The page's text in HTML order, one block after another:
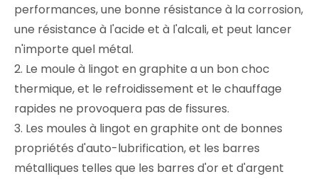
performances, une bonne résistance à la corrosion,
une résistance à l'acide et à l'alcali, et peut lancer
n'importe quel métal.
2. Le moule à lingot en graphite a un bon choc
thermique, et le refroidissement et le chauffage
rapides ne provoquera pas de fissures.
3. Les moules à lingot en graphite ont de bonnes
propriétés d'auto-lubrification, et les barres
métalliques telles que les barres d'or et d'argent